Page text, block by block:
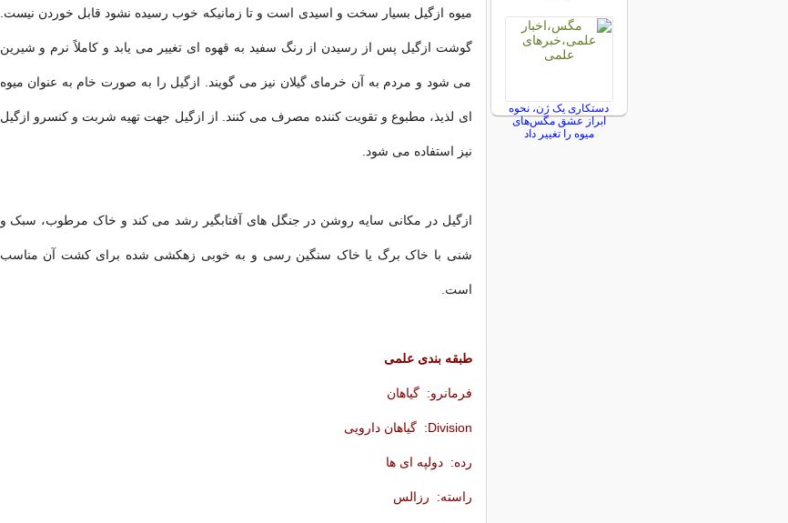
میوه ازگیل بسیار سخت و اسیدی است و تا زمانیکه خوب رسیده نشود قابل خوردن نیست.
گوشت ازگیل پس از رسیدن از رنگ سفید به قهوه ای تغییر می یابد و کاملاً نرم و شیرین
می شود و مردم به آن خرمای گیلان نیز می گویند. ازگیل را به صورت خام به عنوان میوه
ای لذیذ، مطبوع و تقویت کننده مصرف می کنند. از ازگیل جهت تهیه شربت و کنسرو ازگیل
نیز استفاده می شود.
ازگیل در مکانی سایه روشن در جنگل های آفتابگیر رشد می کند و خاک مرطوب، سبک و
شنی با خاک برگ یا خاک سنگین رسی و به خوبی زهکشی شده برای کشت آن مناسب
است.
طبقه بندی علمی
فرمانرو: گیاهان
Division: گیاهان دارویی
رده: دولپه ای ها
راسته: رزالس
دستکاری یک ژن، نحوه
ابراز عشق مگس‌های
میوه را تغییر داد